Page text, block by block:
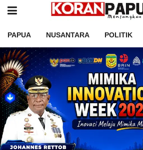
PAPUA NUSANTARA POLITIK